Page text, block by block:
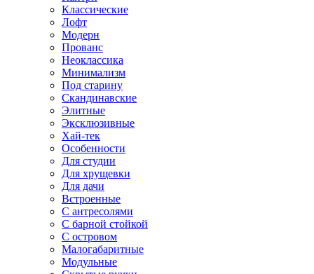
Классические
Лофт
Модерн
Прованс
Неоклассика
Минимализм
Под старину
Скандинавские
Элитные
Эксклюзивные
Хай-тек
Особенности
Для студии
Для хрущевки
Для дачи
Встроенные
С антресолями
С барной стойкой
С островом
Малогабаритные
Модульные